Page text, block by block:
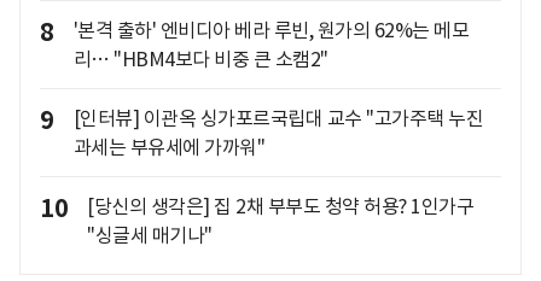
8
'본격 출하' 엔비디아 베라 루빈, 원가의 62%는 메모
리… "HBM4보다 비중 큰 소캠2"
9
[인터뷰] 이관옥 싱가포르국립대 교수 "고가주택 누진
과세는 부유세에 가까워"
10
[당신의 생각은] 집 2채 부부도 청약 허용? 1인가구
"싱글세 매기나"